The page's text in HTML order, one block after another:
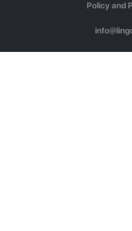
Policy and